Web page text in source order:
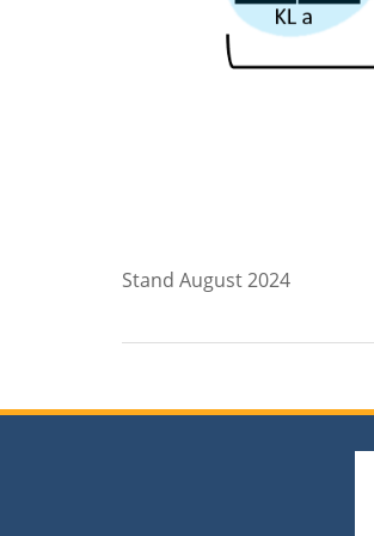
Stand August 2024